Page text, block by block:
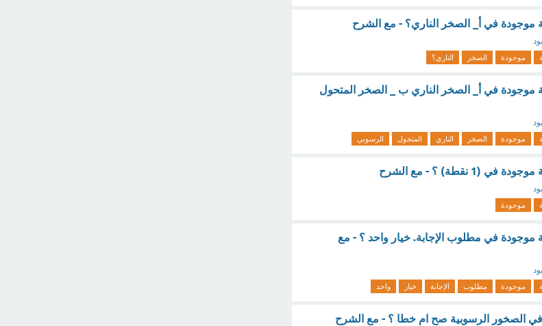
موجودة في أ_ الصخر الناري؟ - مع الشرح
موجودة الصخر الناري؟
موجودة في أ_ الصخر الناري ب _ الصخر المتحول
موجودة الصخر الناري المتحول الرسوبي
نقطة) ؟ - مع الشرح
موجودة
موجودة في مطلوب الإجابة. خيار واحد ؟ - مع
موجودة مطلوب الإجابة خيار واحد
في الصخور الرسوبية صح ام خطا ؟ - مع الشرح